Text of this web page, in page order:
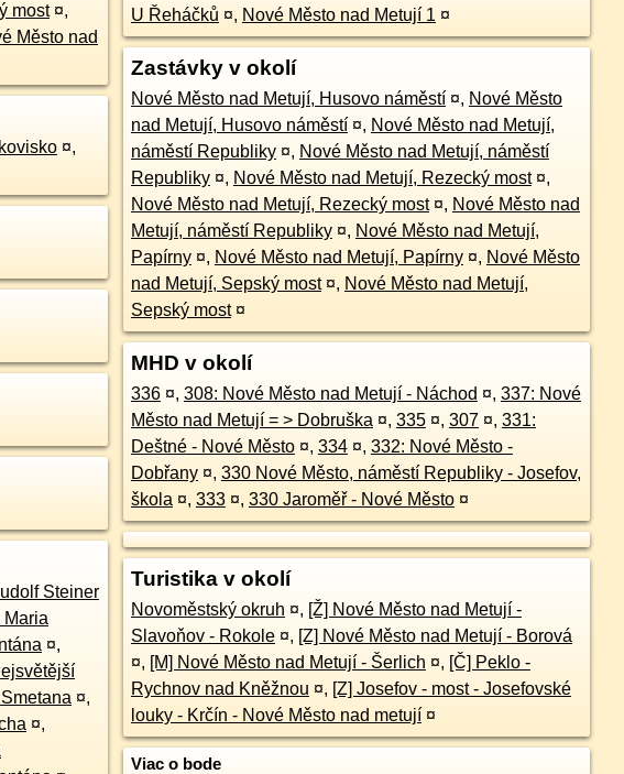
most ¤,
Město nad
¤,
Steiner
Maria
¤,
¤,
¤,
U Řeháčků ¤, Nové Město nad Metují 1 ¤
Zastávky v okolí
Nové Město nad Metují, Husovo náměstí ¤, Nové Město
nad Metují, Husovo náměstí ¤, Nové Město nad Metují,
náměstí Republiky ¤, Nové Město nad Metují, náměstí
Republiky ¤, Nové Město nad Metují, Rezecký most ¤,
Nové Město nad Metují, Rezecký most ¤, Nové Město nad
Metují, náměstí Republiky ¤, Nové Město nad Metují,
Papírny ¤, Nové Město nad Metují, Papírny ¤, Nové Město
nad Metují, Sepský most ¤, Nové Město nad Metují,
Sepský most ¤
MHD v okolí
336 ¤, 308: Nové Město nad Metují - Náchod ¤, 337: Nové
Město nad Metují = > Dobruška ¤, 335 ¤, 307 ¤, 331:
Deštné - Nové Město ¤, 334 ¤, 332: Nové Město -
Dobřany ¤, 330 Nové Město, náměstí Republiky - Josefov,
škola ¤, 333 ¤, 330 Jaroměř - Nové Město ¤
Turistika v okolí
Novoměstský okruh ¤, [Ž] Nové Město nad Metují -
Slavoňov - Rokole ¤, [Z] Nové Město nad Metují - Borová
¤, [M] Nové Město nad Metují - Šerlich ¤, [Č] Peklo -
Rychnov nad Kněžnou ¤, [Z] Josefov - most - Josefovské
louky - Krčín - Nové Město nad metují ¤
Viac o bode